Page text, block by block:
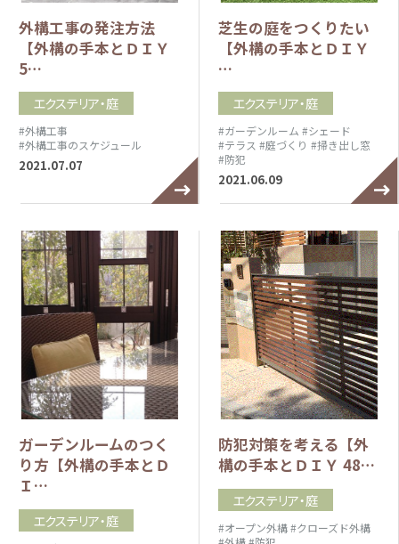
外構工事の発注方法
【外構の手本とＤＩＹ
5…
エクステリア・庭
#外構工事
#外構工事のスケジュール
2021.07.07
芝生の庭をつくりたい
【外構の手本とＤＩＹ
…
エクステリア・庭
#ガーデンルーム #シェード
#テラス #庭づくり #掃き出し窓
#防犯
2021.06.09
ガーデンルームのつく
り方【外構の手本とＤ
Ｉ…
エクステリア・庭
防犯対策を考える【外
構の手本とＤＩＹ 48…
エクステリア・庭
#オープン外構#クローズド外構